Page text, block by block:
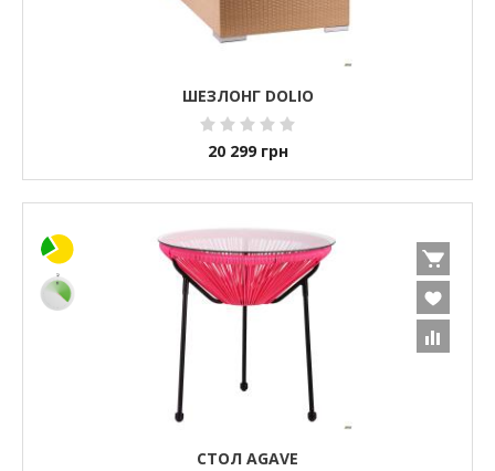
ШЕЗЛОНГ DOLIO
20 299 грн
СТОЛ AGAVE